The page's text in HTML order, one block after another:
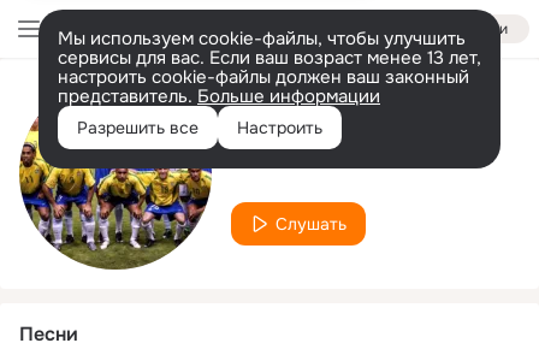
Войти
Мы используем cookie-файлы, чтобы улучшить
сервисы для вас. Если ваш возраст менее 13 лет,
настроить cookie-файлы должен ваш законный
представитель. Больше информации
Разрешить все Настроить
Исполнитель
Stift MC
Слушать
Песни